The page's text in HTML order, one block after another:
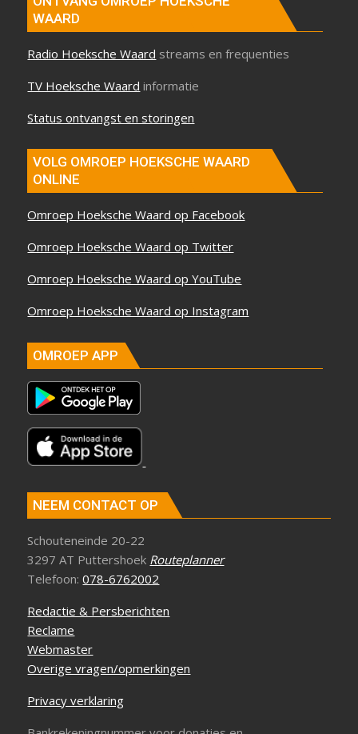
WAARD
Radio Hoeksche Waard streams en frequenties
TV Hoeksche Waard informatie
Status ontvangst en storingen
VOLG OMROEP HOEKSCHE WAARD
ONLINE
Omroep Hoeksche Waard op Facebook
Omroep Hoeksche Waard op Twitter
Omroep Hoeksche Waard op YouTube
Omroep Hoeksche Waard op Instagram
OMROEP APP
NEEM CONTACT OP
Schouteneinde 20-22
3297 AT Puttershoek Routeplanner
Telefoon:078-6762002
Redactie & Persberichten
Reclame
Webmaster
Overige vragen/opmerkingen
Privacy verklaring